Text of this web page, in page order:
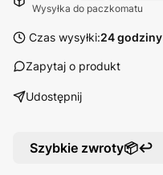
Wysyłka do paczkomatu
Czas wysyłki:24 godziny
Zapytaj o produkt
Udostępnij
Szybkie zwroty📦↩️